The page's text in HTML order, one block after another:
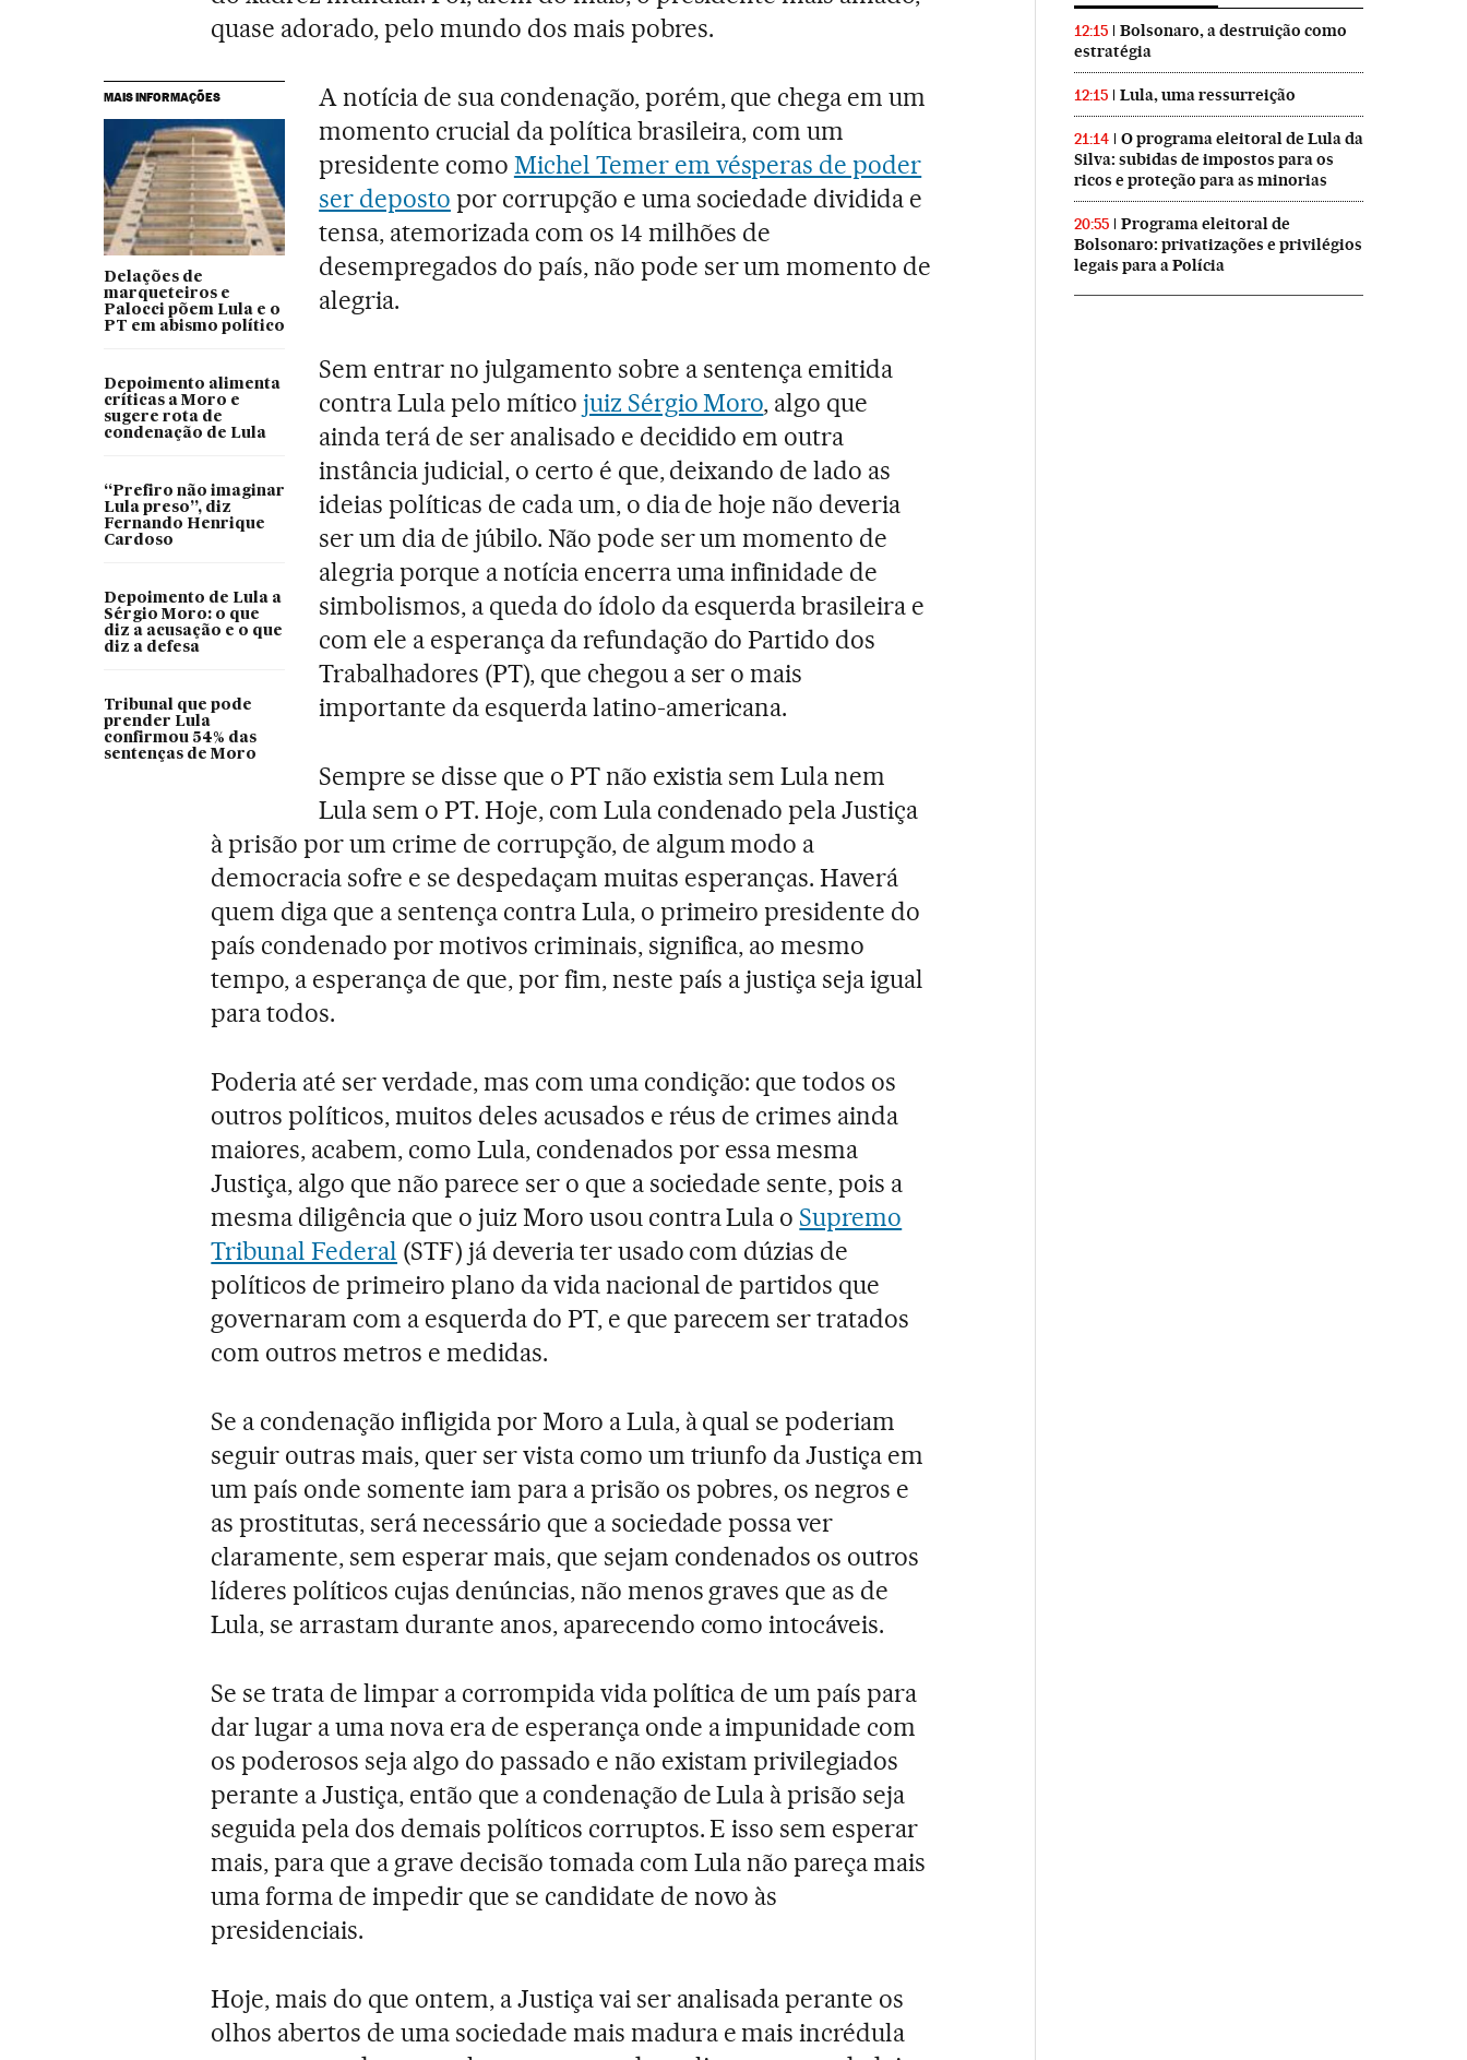
quase adorado, pelo mundo dos mais pobres.
MAIS INFORMAÇÕES
Delações de
marqueteiros e
Palocci põem Lula e o
PT em abismo político
Depoimento alimenta
críticas a Moro e
sugere rota de
condenação de Lula
“Prefiro não imaginar
Lula preso”, diz
Fernando Henrique
Cardoso
Depoimento de Lula a
Sérgio Moro: o que
diz a acusação e o que
diz a defesa
Tribunal que pode
prender Lula
confirmou 54% das
sentenças de Moro
A notícia de sua condenação, porém, que chega em um
momento crucial da política brasileira, com um
presidente como Michel Temer em vésperas de poder
ser deposto por corrupção e uma sociedade dividida e
tensa, atemorizada com os 14 milhões de
desempregados do país, não pode ser um momento de
alegria.
Sem entrar no julgamento sobre a sentença emitida
contra Lula pelo mítico juiz Sérgio Moro, algo que
ainda terá de ser analisado e decidido em outra
instância judicial, o certo é que, deixando de lado as
ideias políticas de cada um, o dia de hoje não deveria
ser um dia de júbilo. Não pode ser um momento de
alegria porque a notícia encerra uma infinidade de
simbolismos, a queda do ídolo da esquerda brasileira e
com ele a esperança da refundação do Partido dos
Trabalhadores (PT), que chegou a ser o mais
importante da esquerda latino-americana.
Sempre se disse que o PT não existia sem Lula nem
Lula sem o PT. Hoje, com Lula condenado pela Justiça
à prisão por um crime de corrupção, de algum modo a
democracia sofre e se despedaçam muitas esperanças. Haverá
quem diga que a sentença contra Lula, o primeiro presidente do
país condenado por motivos criminais, significa, ao mesmo
tempo, a esperança de que, por fim, neste país a justiça seja igual
para todos.
Poderia até ser verdade, mas com uma condição: que todos os
outros políticos, muitos deles acusados e réus de crimes ainda
maiores, acabem, como Lula, condenados por essa mesma
Justiça, algo que não parece ser o que a sociedade sente, pois a
mesma diligência que o juiz Moro usou contra Lula o Supremo
Tribunal Federal (STF) já deveria ter usado com dúzias de
políticos de primeiro plano da vida nacional de partidos que
governaram com a esquerda do PT, e que parecem ser tratados
com outros metros e medidas.
Se a condenação infligida por Moro a Lula, à qual se poderiam
seguir outras mais, quer ser vista como um triunfo da Justiça em
um país onde somente iam para a prisão os pobres, os negros e
as prostitutas, será necessário que a sociedade possa ver
claramente, sem esperar mais, que sejam condenados os outros
líderes políticos cujas denúncias, não menos graves que as de
Lula, se arrastam durante anos, aparecendo como intocáveis.
Se se trata de limpar a corrompida vida política de um país para
dar lugar a uma nova era de esperança onde a impunidade com
os poderosos seja algo do passado e não existam privilegiados
perante a Justiça, então que a condenação de Lula à prisão seja
seguida pela dos demais políticos corruptos. E isso sem esperar
mais, para que a grave decisão tomada com Lula não pareça mais
uma forma de impedir que se candidate de novo às
presidenciais.
Hoje, mais do que ontem, a Justiça vai ser analisada perante os
olhos abertos de uma sociedade mais madura e mais incrédula
12:15
Bolsonaro, a destruição como
estratégia
12:15 Lula, uma ressurreição
21:14
O programa eleitoral de Lula da
Silva: subidas de impostos para os
ricos e proteção para as minorias
20:55
Programa eleitoral de
Bolsonaro: privatizações e privilégios
legais para a Polícia